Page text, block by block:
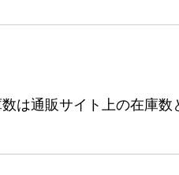
は通販サイト上の在庫